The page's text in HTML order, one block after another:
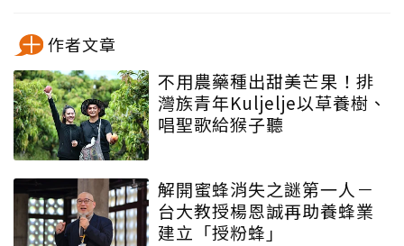
作者文章
不用農藥種出甜美芒果！排
灣族青年Kuljelje以草養樹、
唱聖歌給猴子聽
解開蜜蜂消失之謎第一人－
台大教授楊恩誠再助養蜂業
建立「授粉蜂」